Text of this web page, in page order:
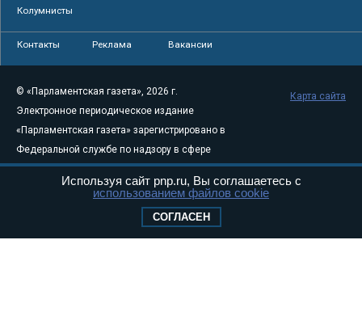
Колумнисты
Контакты Реклама Вакансии
© «Парламентская газета», 2026 г.
Электронное периодическое издание
«Парламентская газета» зарегистрировано в
Федеральной службе по надзору в сфере
связи, информационных технологий и
массовых коммуникаций (Роскомнадзор) 05
Свидетельство о регистрации Эл № ФС77-
Карта сайта
Используя сайт pnp.ru, Вы соглашаетесь с
использованием файлов cookie
СОГЛАСЕН